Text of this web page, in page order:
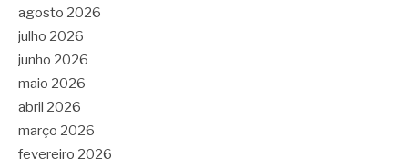
agosto 2026
julho 2026
junho 2026
maio 2026
abril 2026
março 2026
fevereiro 2026